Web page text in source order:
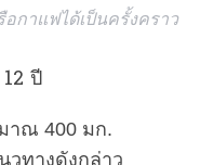
กาแฟได้เป็นครั้งคราว
ปี
าณ 400 มก.
ทางดังกล่าว